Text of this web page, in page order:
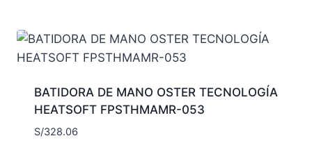
BATIDORA DE MANO OSTER TECNOLOGÍA
HEATSOFT FPSTHMAMR-053
S/328.06